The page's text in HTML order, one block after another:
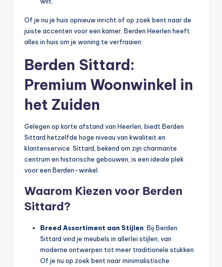
Of je nu je huis opnieuw inricht of op zoek bent naar de
juiste accenten voor een kamer, Berden Heerlen heeft
alles in huis om je woning te verfraaien.
Berden Sittard:
Premium Woonwinkel in
het Zuiden
Gelegen op korte afstand van Heerlen, biedt Berden
Sittard hetzelfde hoge niveau van kwaliteit en
klantenservice. Sittard, bekend om zijn charmante
centrum en historische gebouwen, is een ideale plek
voor een Berden-winkel.
Waarom Kiezen voor Berden
Sittard?
Breed Assortiment aan Stijlen: Bij Berden
Sittard vind je meubels in allerlei stijlen, van
moderne ontwerpen tot meer traditionele stukken.
Of je nu op zoek bent naar minimalistische